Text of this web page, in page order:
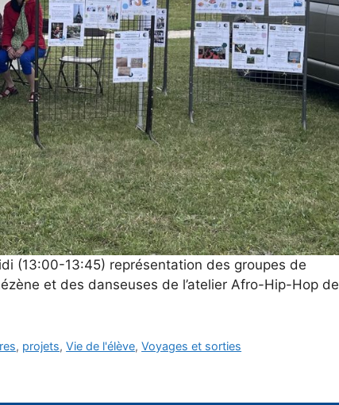
(13:00-13:45) représentation des groupes de
et des danseuses de l’atelier Afro-Hip-Hop de
, projets,Vie de l'élève,Voyages et sorties